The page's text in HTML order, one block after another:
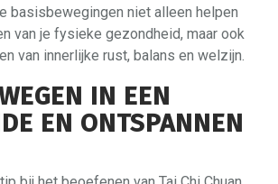
basisbewegingen niet alleen helpen
van je fysieke gezondheid, maar ook
van innerlijke rust, balans en welzijn.
IN EEN
EN ONTSPANNEN